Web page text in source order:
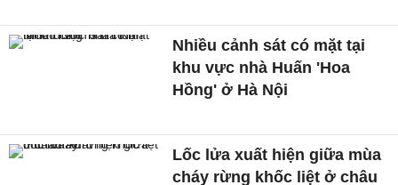
Nhiều cảnh sát có mặt tại
khu vực nhà Huấn 'Hoa
Hồng' ở Hà Nội
Lốc lửa xuất hiện giữa mùa
cháy rừng khốc liệt ở châu